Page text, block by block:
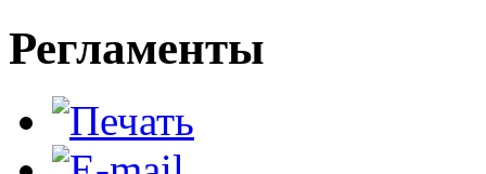
Регламенты